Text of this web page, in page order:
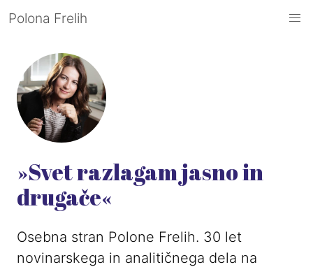
Polona Frelih
»Svet razlagam jasno in
drugače«
Osebna stran Polone Frelih. 30 let
novinarskega in analitičnega dela na